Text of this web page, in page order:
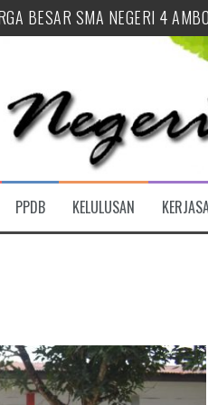
BUKA TAHUN AJARAN 2026/
SMA NEGERI 4 AMBON
4 AMBON RESMI DIBUKA
4 AMBON TAHUN AJARAN
BESAR SMA NEGERI 4
PPDB KELULUSAN